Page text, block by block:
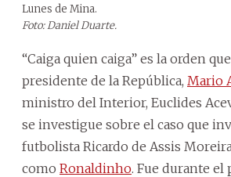
Lunes de Mina.
Foto: Daniel Duarte.
“Caiga quien caiga” es la orden
presidente de la República, Mario
ministro del Interior, Euclides
se investigue sobre el caso que
futbolista Ricardo de Assis
como Ronaldinho. Fue durante el